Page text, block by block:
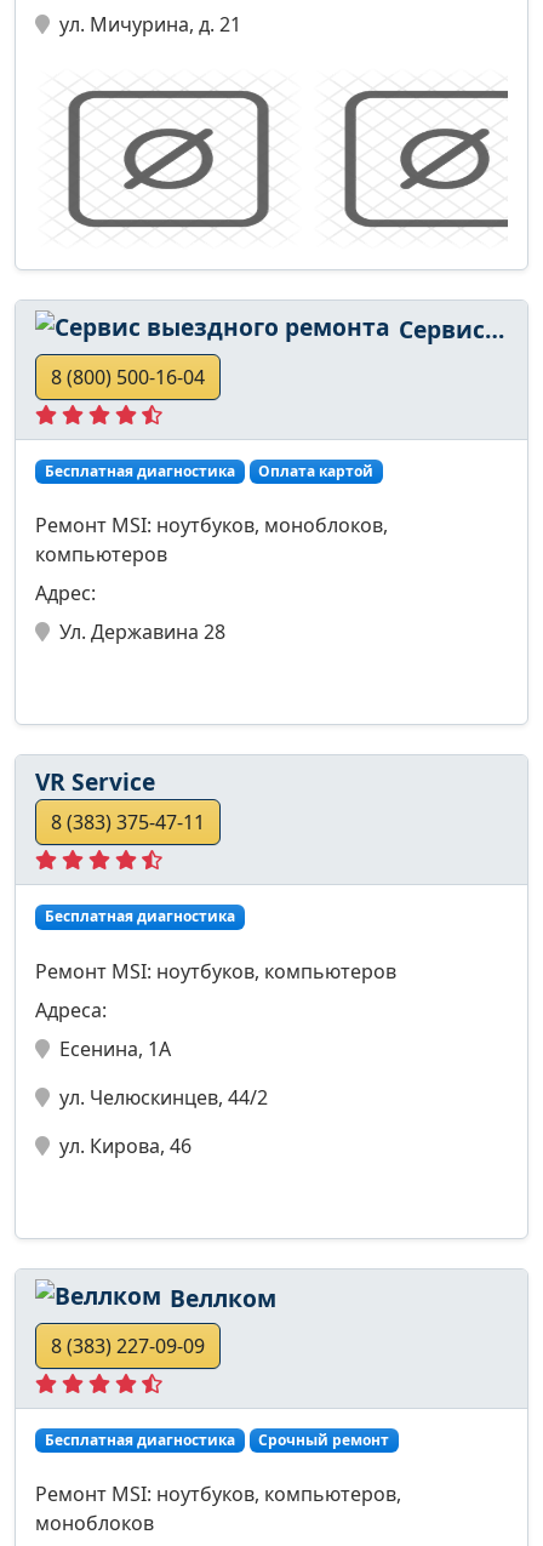
ул. Мичурина, д. 21
Сервис выездного ремонта
8 (800) 500-16-04
Бесплатная диагностика Оплата картой
Ремонт MSI: ноутбуков, моноблоков,
компьютеров
Адрес:
Ул. Державина 28
VR Service
8 (383) 375-47-11
Бесплатная диагностика
Ремонт MSI: ноутбуков, компьютеров
Адреса:
Есенина, 1А
ул. Челюскинцев, 44/2
ул. Кирова, 46
Веллком
8 (383) 227-09-09
Бесплатная диагностика Срочный ремонт
Ремонт MSI: ноутбуков, компьютеров,
моноблоков